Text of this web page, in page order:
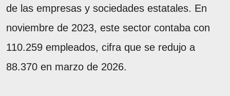
de las empresas y sociedades estatales. En
noviembre de 2023, este sector contaba con
110.259 empleados, cifra que se redujo a
88.370 en marzo de 2026.